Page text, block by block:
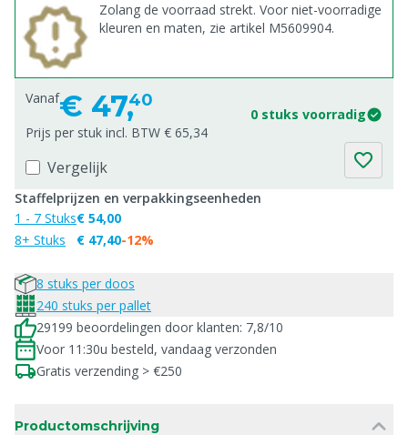
Zolang de voorraad strekt. Voor niet-voorradige
kleuren en maten, zie artikel M5609904.
Vanaf€ 47,40
0 stuks voorradig
Prijs per stuk incl. BTW € 65,34
Vergelijk
Staffelprijzen en verpakkingseenheden
1 - 7 Stuks
8+ Stuks
€ 54,00
€ 47,40-12%
8 stuks per doos
240 stuks per pallet
29199 beoordelingen door klanten: 7,8/10
Voor 11:30u besteld, vandaag verzonden
Gratis verzending > €250
Productomschrijving